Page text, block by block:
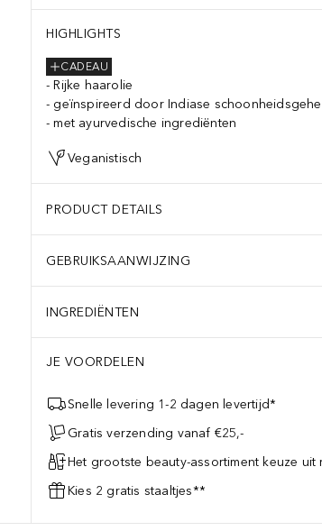
HIGHLIGHTS
CADEAU
Rijke haarolie
geïnspireerd door Indiase
met ayurvedische ingrediënten
Veganistisch
PRODUCT DETAILS
GEBRUIKSAANWIJZING
INGREDIËNTEN
JE VOORDELEN
Snelle levering 1-2 dagen levertijd*
Gratis verzending vanaf €25,-
Het grootste beauty-assortiment keuze uit
Kies 2 gratis staaltjes**